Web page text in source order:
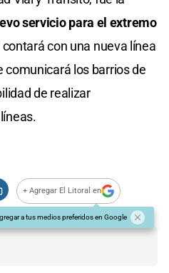
servicio para el extremo
contará con una nueva línea
comunicará los barrios de
de realizar
+ Agregar El Litoral en
a tus medios preferidos en Google